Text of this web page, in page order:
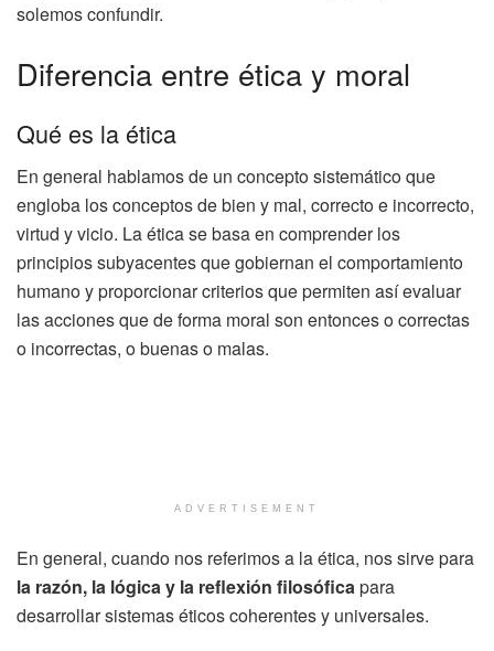
solemos confundir.
Diferencia entre ética y moral
Qué es la ética
En general hablamos de un concepto sistemático que
engloba los conceptos de bien y mal, correcto e incorrecto,
virtud y vicio. La ética se basa en comprender los
principios subyacentes que gobiernan el comportamiento
humano y proporcionar criterios que permiten así evaluar
las acciones que de forma moral son entonces o correctas
o incorrectas, o buenas o malas.
ADVERTISEMENT
En general, cuando nos referimos a la ética, nos sirve para
la razón, la lógica y la reflexión filosóficapara
desarrollar sistemas éticos coherentes y universales.